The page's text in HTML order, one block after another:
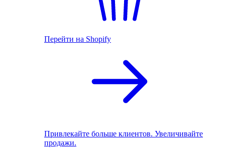
Перейти на Shopify
Привлекайте больше клиентов. Увеличивайте
продажи.